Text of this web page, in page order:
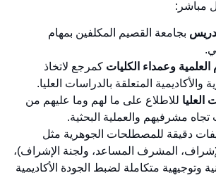
مباشر:
بجامعة القصيم المكلفين بمهام
وعمداء الكليات كمرجع لاتخاذ
والأكاديمية المتعلقة بالدراسات العليا.
للاطلاع على ما لهم وما عليهم من
مشرفيهم والعملية البحثية.
دقيقة للمصطلحات الجوهرية مثل
المشرف المساعد، ولجنة الإشراف)،
وتوجيهية متكاملة لضبط الجودة الأكاديمية